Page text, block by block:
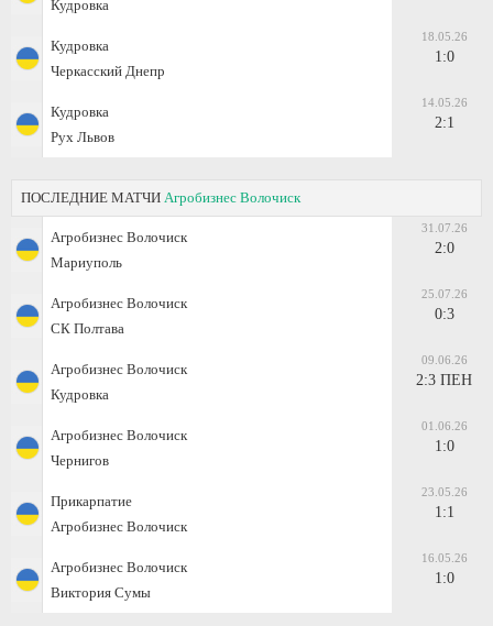
Кудровка
Кудровка
Черкасский Днепр
18.05.26
1:0
Кудровка
Рух Львов
14.05.26
2:1
ПОСЛЕДНИЕ МАТЧИ Агробизнес Волочиск
Агробизнес Волочиск
Мариуполь
31.07.26
2:0
Агробизнес Волочиск
СК Полтава
25.07.26
0:3
Агробизнес Волочиск
Кудровка
09.06.26
2:3 ПЕН
Агробизнес Волочиск
Чернигов
01.06.26
1:0
Прикарпатие
Агробизнес Волочиск
23.05.26
1:1
Агробизнес Волочиск
Виктория Сумы
16.05.26
1:0